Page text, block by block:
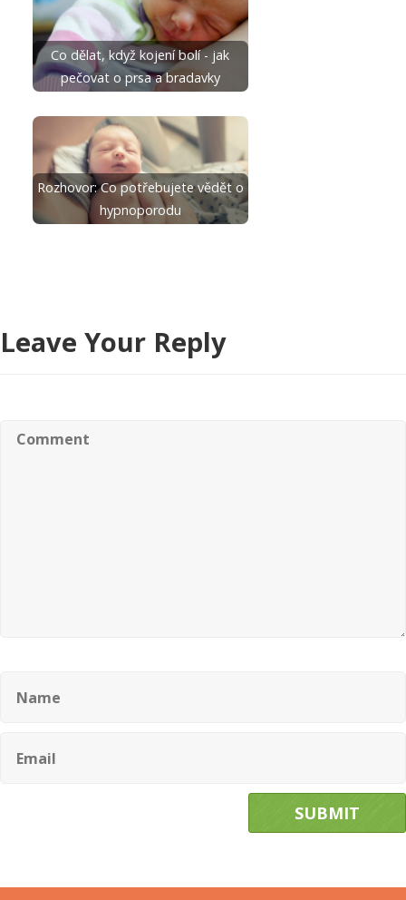
Co dělat, když kojení bolí - jak
pečovat o prsa a bradavky
Rozhovor: Co potřebujete vědět o
hypnoporodu
Leave Your Reply